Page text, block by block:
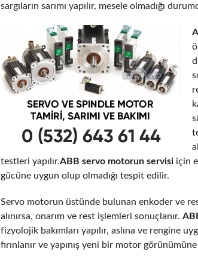
sargıların sarımı yapılır, mesele olmadığı
testleri yapılır.ABB servo motorun servisi için
gücüne uygun olup olmadığı tespit edilir.
Servo motorun üstünde bulunan enkoder ve
alınırsa, onarım ve rest işlemleri sonuçlanır.
fizyolojik bakımları yapılır, aslına ve rengine
fırınlanır ve yapınış yeni bir motor